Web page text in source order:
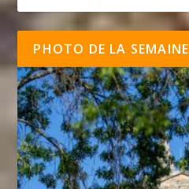
PHOTO DE LA SEMAINE